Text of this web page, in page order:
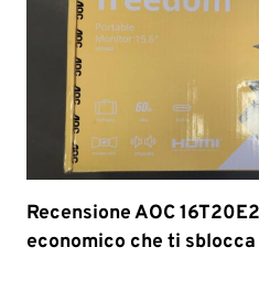
Recensione AOC
economico che ti